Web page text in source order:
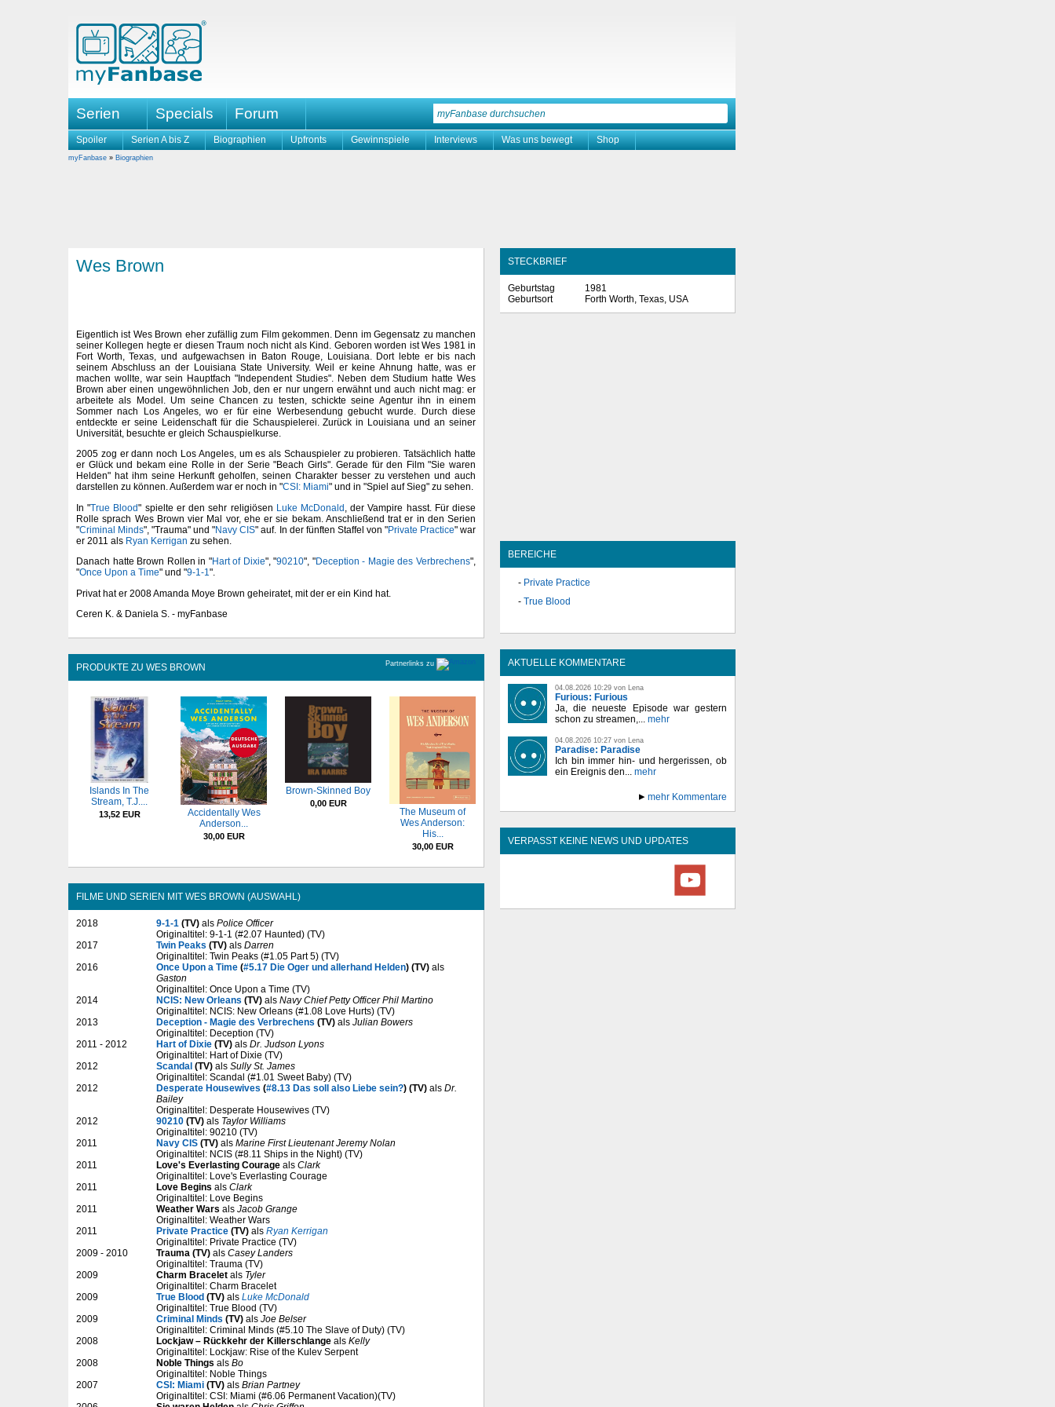
Serien Specials Forum
Spoiler Serien A bis Z Biographien Upfronts Gewinnspiele Interviews Was uns bewegt Shop
myFanbase » Biographien
Wes Brown
Eigentlich ist Wes Brown eher zufällig zum Film gekommen. Denn im Gegensatz zu manchen
seiner Kollegen hegte er diesen Traum noch nicht als Kind. Geboren worden ist Wes 1981 in
Fort Worth, Texas, und aufgewachsen in Baton Rouge, Louisiana. Dort lebte er bis nach
seinem Abschluss an der Louisiana State University. Weil er keine Ahnung hatte, was er
machen wollte, war sein Hauptfach "Independent Studies". Neben dem Studium hatte Wes
Brown aber einen ungewöhnlichen Job, den er nur ungern erwähnt und auch nicht mag: er
arbeitete als Model. Um seine Chancen zu testen, schickte seine Agentur ihn in einem
Sommer nach Los Angeles, wo er für eine Werbesendung gebucht wurde. Durch diese
entdeckte er seine Leidenschaft für die Schauspielerei. Zurück in Louisiana und an seiner
Universität, besuchte er gleich Schauspielkurse.
2005 zog er dann noch Los Angeles, um es als Schauspieler zu probieren. Tatsächlich hatte
er Glück und bekam eine Rolle in der Serie "Beach Girls". Gerade für den Film "Sie waren
Helden" hat ihm seine Herkunft geholfen, seinen Charakter besser zu verstehen und auch
darstellen zu können. Außerdem war er noch in "CSI: Miami" und in "Spiel auf Sieg" zu sehen.
In "True Blood" spielte er den sehr religiösen Luke McDonald , der Vampire hasst. Für diese
Rolle sprach Wes Brown vier Mal vor, ehe er sie bekam. Anschließend trat er in den Serien
"Criminal Minds", "Trauma" und "Navy CIS" auf. In der fünften Staffel von "Private Practice" war
er 2011 als Ryan Kerrigan zu sehen.
Danach hatte Brown Rollen in "Hart of Dixie", "90210", "Deception - Magie des Verbrechens",
"Once Upon a Time" und "9-1-1".
Privat hat er 2008 Amanda Moye Brown geheiratet, mit der er ein Kind hat.
Ceren K. & Daniela S. - myFanbase
Partnerlinks zu
PRODUKTE ZU WES BROWN
Islands In The
Stream, T.J....
13,52 EUR
Accidentally Wes
Anderson...
30,00 EUR
Brown-Skinned Boy
0,00 EUR
The Museum of
Wes Anderson:
His...
30,00 EUR
FILME UND SERIEN MIT WES BROWN (AUSWAHL)
2018 9-1-1 (TV) als Police Officer
Originaltitel: 9-1-1 (#2.07 Haunted) (TV)
2017
Twin Peaks (TV) als Darren
Originaltitel: Twin Peaks (#1.05 Part 5) (TV)
2016
Once Upon a Time (#5.17 Die Oger und allerhand Helden) (TV) als
Gaston
Originaltitel: Once Upon a Time (TV)
2014
NCIS: New Orleans (TV) als Navy Chief Petty Officer Phil Martino
Originaltitel: NCIS: New Orleans (#1.08 Love Hurts) (TV)
2013
Deception - Magie des Verbrechens (TV) als Julian Bowers
Originaltitel: Deception (TV)
2011 - 2012
Hart of Dixie (TV) als Dr. Judson Lyons
Originaltitel: Hart of Dixie (TV)
2012
Scandal (TV) als Sully St. James
Originaltitel: Scandal (#1.01 Sweet Baby) (TV)
2012
Desperate Housewives (#8.13 Das soll also Liebe sein?) (TV) als Dr.
Bailey
Originaltitel: Desperate Housewives (TV)
2012
90210 (TV) als Taylor Williams
Originaltitel: 90210 (TV)
2011
Navy CIS (TV) als Marine First Lieutenant Jeremy Nolan
Originaltitel: NCIS (#8.11 Ships in the Night) (TV)
2011
Love's Everlasting Courage als Clark
Originaltitel: Love's Everlasting Courage
2011
Love Begins als Clark
Originaltitel: Love Begins
2011
Weather Wars als Jacob Grange
Originaltitel: Weather Wars
2011
Private Practice (TV) als Ryan Kerrigan
Originaltitel: Private Practice (TV)
2009 - 2010
Trauma (TV) als Casey Landers
Originaltitel: Trauma (TV)
2009
Charm Bracelet als Tyler
Originaltitel: Charm Bracelet
2009
True Blood (TV) als Luke McDonald
Originaltitel: True Blood (TV)
2009
Criminal Minds (TV) als Joe Belser
Originaltitel: Criminal Minds (#5.10 The Slave of Duty) (TV)
2008
Lockjaw – Rückkehr der Killerschlange als Kelly
Originaltitel: Lockjaw: Rise of the Kulev Serpent
2008
Noble Things als Bo
Originaltitel: Noble Things
2007
CSI: Miami (TV) als Brian Partney
Originaltitel: CSI: Miami (#6.06 Permanent Vacation)(TV)
STECKBRIEF
Geburtstag
1981
Geburtsort
Forth Worth, Texas, USA
BEREICHE
Private Practice
True Blood
AKTUELLE KOMMENTARE
04.08.2026 10:29 von Lena
Furious: Furious
Ja, die neueste Episode war gestern
schon zu streamen,... mehr
04.08.2026 10:27 von Lena
Paradise: Paradise
Ich bin immer hin- und hergerissen, ob
ein Ereignis den... mehr
mehr Kommentare
VERPASST KEINE NEWS UND UPDATES